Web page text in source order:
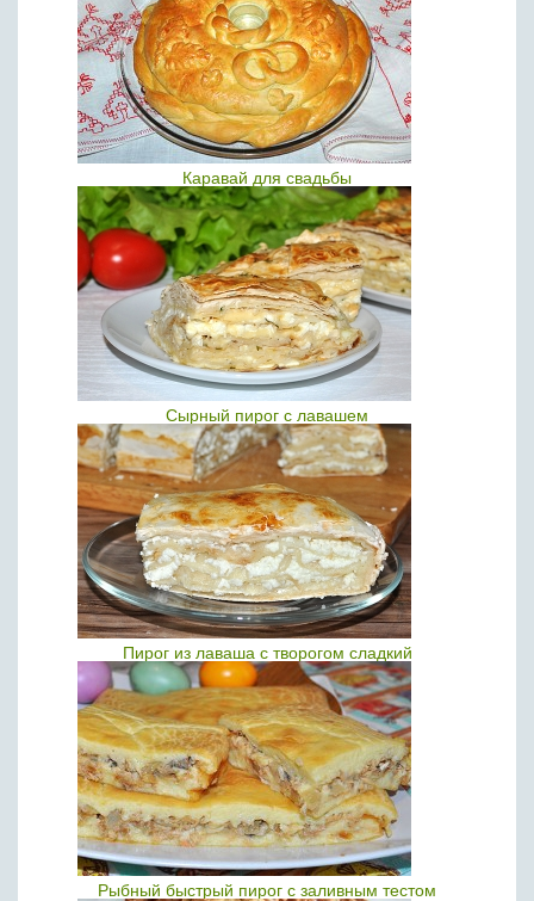
Каравай для свадьбы
Сырный пирог с лавашем
Пирог из лаваша с творогом сладкий
Рыбный быстрый пирог с заливным тестом